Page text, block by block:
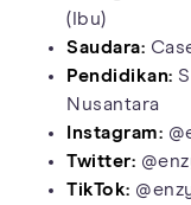
(Ibu)
Saudara:
Pendidikan:
Nusantara
Instagram:
Twitter:
TikTok: